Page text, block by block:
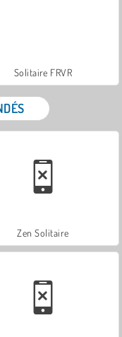
Solitaire FRVR
Zen Solitaire